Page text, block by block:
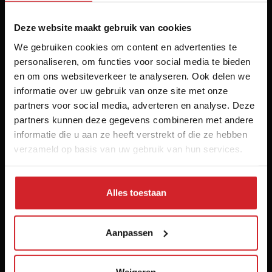
Deze website maakt gebruik van cookies
We gebruiken cookies om content en advertenties te
personaliseren, om functies voor social media te bieden
en om ons websiteverkeer te analyseren. Ook delen we
informatie over uw gebruik van onze site met onze
partners voor social media, adverteren en analyse. Deze
partners kunnen deze gegevens combineren met andere
informatie die u aan ze heeft verstrekt of die ze hebben
verzameld op basis van uw gebruik van hun services.
Alles toestaan
Aanpassen
Het inspiratieplatform voor professionals in food &
hospitality
© 2026 Food Inspiration
Meer informatie
Vacatures
Home
Over ons
Disclaimer